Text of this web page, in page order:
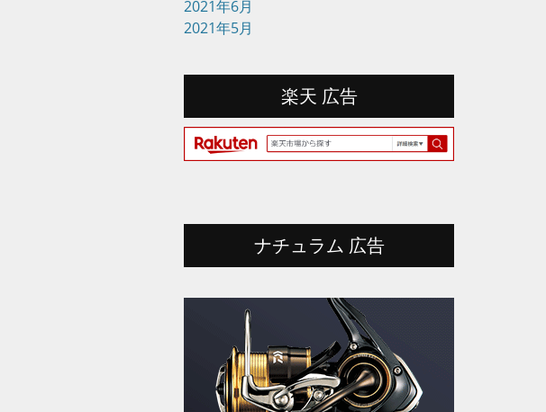
2021年6月
2021年5月
楽天 広告
ナチュラム 広告